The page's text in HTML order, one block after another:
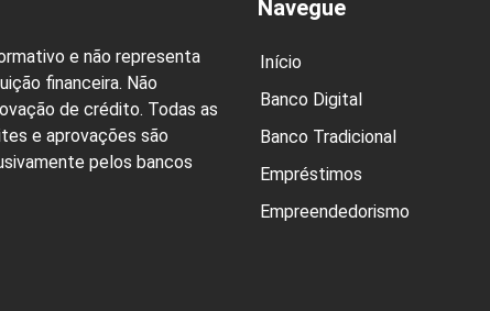
e não representa
financeira. Não
de crédito. Todas as
e aprovações são
pelos bancos
Navegue
Início
Banco Digital
Banco Tradicional
Empréstimos
Empreendedorismo